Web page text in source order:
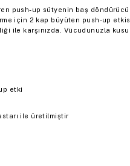
push-up sütyenin baş döndürücü
için 2 kap büyüten push-up
ile karşınızda. Vücudunuzla
etki
ile üretilmiştir